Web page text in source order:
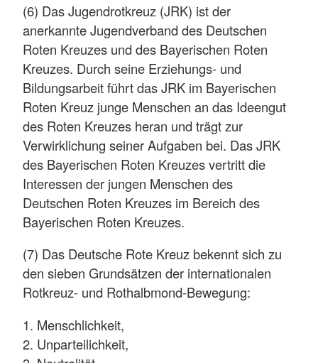
(6) Das Jugendrotkreuz (JRK) ist der
anerkannte Jugendverband des Deutschen
Roten Kreuzes und des Bayerischen Roten
Kreuzes. Durch seine Erziehungs- und
Bildungsarbeit führt das JRK im Bayerischen
Roten Kreuz junge Menschen an das Ideengut
des Roten Kreuzes heran und trägt zur
Verwirklichung seiner Aufgaben bei. Das JRK
des Bayerischen Roten Kreuzes vertritt die
Interessen der jungen Menschen des
Deutschen Roten Kreuzes im Bereich des
Bayerischen Roten Kreuzes.
(7) Das Deutsche Rote Kreuz bekennt sich zu
den sieben Grundsätzen der internationalen
Rotkreuz- und Rothalbmond-Bewegung:
1. Menschlichkeit,
2. Unparteilichkeit,